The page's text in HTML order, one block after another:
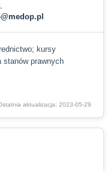
kursy
stanów prawnych
aktualizacja: 2023-05-29